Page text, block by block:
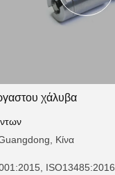
χάλυβα
Κίνα
ISO13485:2016